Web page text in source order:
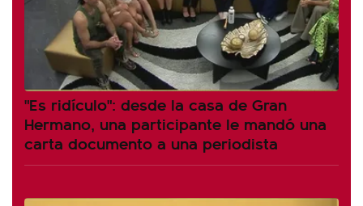
"Es ridículo": desde la casa de Gran
Hermano, una participante le mandó una
carta documento a una periodista